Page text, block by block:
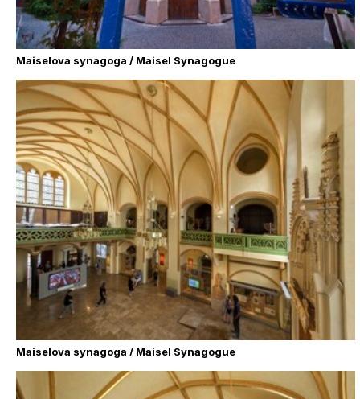
Maiselova synagoga / Maisel Synagogue
Maiselova synagoga / Maisel Synagogue